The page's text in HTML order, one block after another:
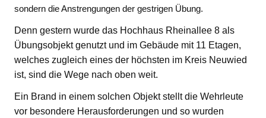
sondern die Anstrengungen der gestrigen Übung.
Denn gestern wurde das Hochhaus Rheinallee 8 als
Übungsobjekt genutzt und im Gebäude mit 11 Etagen,
welches zugleich eines der höchsten im Kreis Neuwied
ist, sind die Wege nach oben weit.
Ein Brand in einem solchen Objekt stellt die Wehrleute
vor besondere Herausforderungen und so wurden